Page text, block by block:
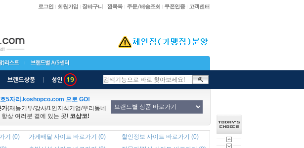
5자리.koshopco.com 으로 GO!
가(재능기부/강사/1인지식기업/우리동네
상 여러분 곁에 있는 곳! 코샵코!
기 (0) 가게배달 사이트 바로가기 (0)
할인정보 사이트 바로가기 (0)